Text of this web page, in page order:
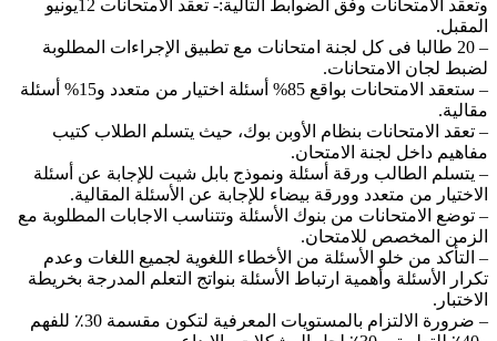
وتعقد الامتحانات وفق الضوابط التالية:- تعقد الامتحانات 12يونيو
المقبل.
– 20 طالبا فى كل لجنة امتحانات مع تطبيق الإجراءات المطلوبة
لضبط لجان الامتحانات.
– ستعقد الامتحانات بواقع 85% أسئلة اختيار من متعدد و15% أسئلة
مقالية.
– تعقد الامتحانات بنظام الأوبن بوك، حيث يتسلم الطلاب كتيب
مفاهيم داخل لجنة الامتحان.
– يتسلم الطالب ورقة أسئلة ونموذج بابل شيت للإجابة عن أسئلة
الاختيار من متعدد وورقة بيضاء للإجابة عن الأسئلة المقالية.
– توضع الامتحانات من بنوك الأسئلة وتتناسب الاجابات المطلوبة مع
الزمن المخصص للامتحان.
– التأكد من خلو الأسئلة من الأخطاء اللغوية لجميع اللغات وعدم
تكرار الأسئلة وأهمية ارتباط الأسئلة بنواتج التعلم المدرجة بخريطة
الاختبار.
– ضرورة الالتزام بالمستويات المعرفية لتكون مقسمة 30٪؜ للفهم